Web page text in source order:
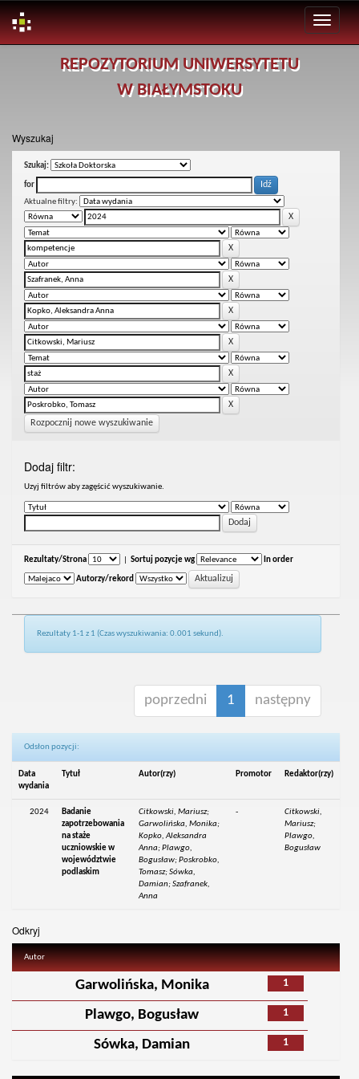
REPOZYTORIUM UNIWERSYTETU
W BIAŁYMSTOKU
Wyszukaj
Szukaj:
for
Aktualne filtry:
Rozpocznij nowe wyszukiwanie
Dodaj filtr:
Uzyj filtrów aby zagęścić wyszukiwanie.
Rezultaty/Strona Sortuj pozycje wg In order
Autorzy/rekord
Rezultaty 1-1 z 1 (Czas wyszukiwania: 0.001 sekund).
poprzedni 1 następny
Odsłon pozycji:
Data
wydania
Tytuł Autor(rzy) Promotor Redaktor(rzy)
2024
Badanie
zapotrzebowania
na staże
uczniowskie w
województwie
podlaskim
Citkowski, Mariusz;
Garwolińska, Monika;
Kopko, Aleksandra
Anna; Plawgo,
Bogusław; Poskrobko,
Tomasz; Sówka,
Damian; Szafranek,
Anna
-
Citkowski,
Mariusz;
Plawgo,
Bogusław
Odkryj
Autor
1
Garwolińska, Monika
1
Plawgo, Bogusław
1
Sówka, Damian